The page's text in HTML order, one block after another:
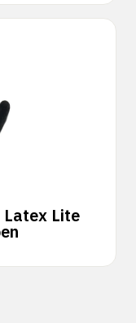
Latex Lite